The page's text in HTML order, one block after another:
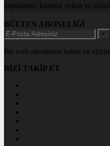
yapılamaz, kanuna aykırı ve
BÜLTEN ABONELİĞİ
+
Bu web sitesinden haber ve
BİZİ TAKİP ET